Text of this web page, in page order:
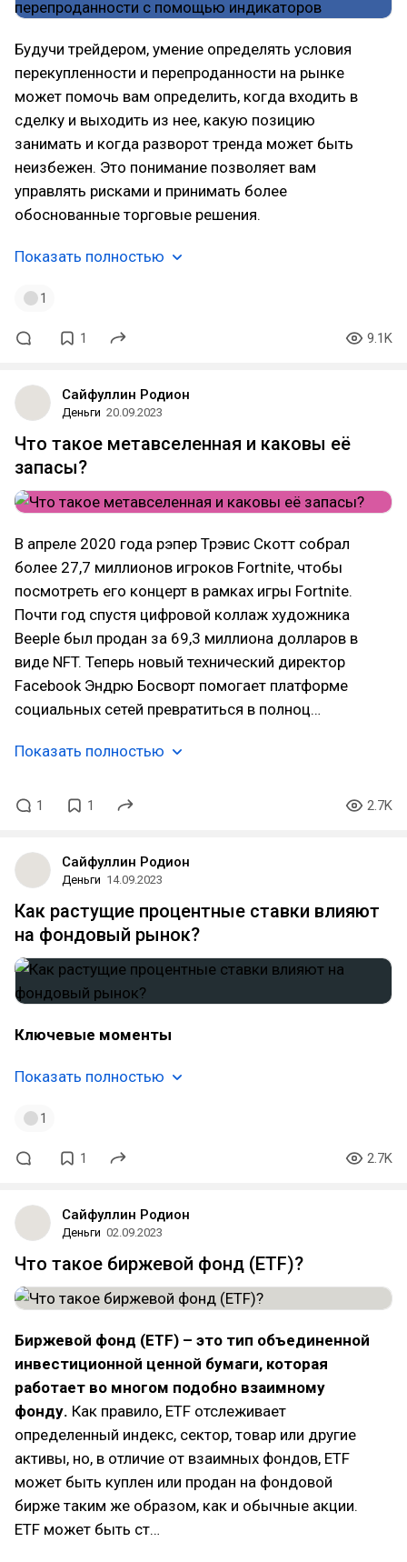
Будучи трейдером, умение определять условия
перекупленности и перепроданности на рынке
может помочь вам определить, когда входить в
сделку и выходить из нее, какую позицию
занимать и когда разворот тренда может быть
неизбежен. Это понимание позволяет вам
управлять рисками и принимать более
обоснованные торговые решения.
Показать полностью
1
1 9.1K
Сайфуллин Родион
Деньги 20.09.2023
Что такое метавселенная и каковы её
запасы?
В апреле 2020 года рэпер Трэвис Скотт собрал
более 27,7 миллионов игроков Fortnite, чтобы
посмотреть его концерт в рамках игры Fortnite.
Почти год спустя цифровой коллаж художника
Beeple был продан за 69,3 миллиона долларов в
виде NFT. Теперь новый технический директор
Facebook Эндрю Босворт помогает платформе
социальных сетей превратиться в полноц…
Показать полностью
1 1 2.7K
Сайфуллин Родион
Деньги 14.09.2023
Как растущие процентные ставки влияют
на фондовый рынок?
Ключевые моменты
Показать полностью
1
1 2.7K
Сайфуллин Родион
Деньги 02.09.2023
Что такое биржевой фонд (ETF)?
Биржевой фонд (ETF) – это тип объединенной
инвестиционной ценной бумаги, которая
работает во многом подобно взаимному
фонду. Как правило, ETF отслеживает
определенный индекс, сектор, товар или другие
активы, но, в отличие от взаимных фондов, ETF
может быть куплен или продан на фондовой
бирже таким же образом, как и обычные акции.
ETF может быть ст…